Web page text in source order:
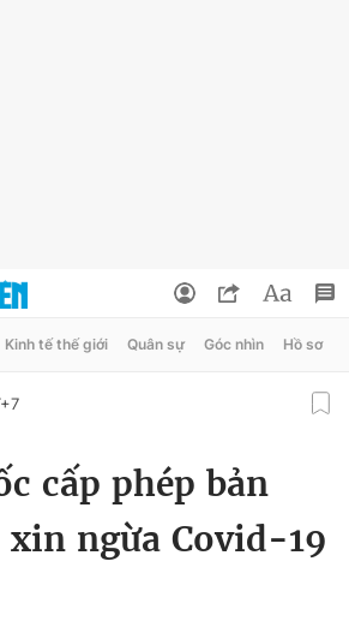
Kinh tế thế giới Quân sự Góc nhìn Hồ sơ
cấp phép bản
xin ngừa Covid-19